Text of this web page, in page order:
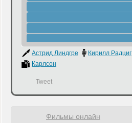
Астрид Линдгрен Кирилл Радциг
Карлсон
Tweet
Фильмы онлайн